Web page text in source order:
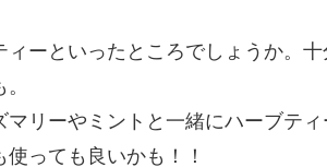
ーといったところでしょうか。十
リーやミントと一緒にハーブティ
っても良いかも！！